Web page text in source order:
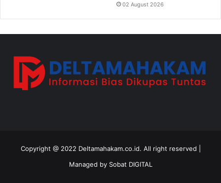
02 August 2026
Copyright @ 2022 Deltamahakam.co.id. All right reserved |
Managed by Sobat DIGITAL